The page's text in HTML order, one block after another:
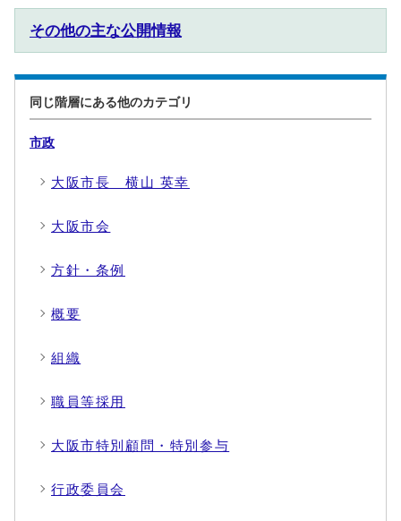
その他の主な公開情報
同じ階層にある他のカテゴリ
市政
大阪市長 横山 英幸
大阪市会
方針・条例
概要
組織
職員等採用
大阪市特別顧問・特別参与
行政委員会